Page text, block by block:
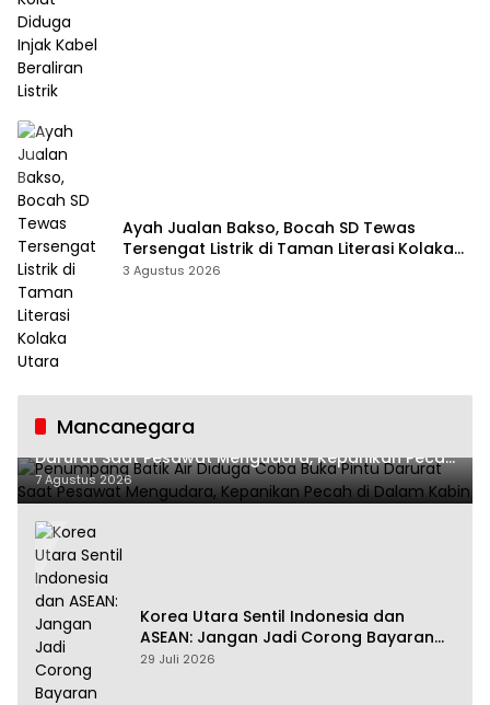
Ayah Jualan Bakso, Bocah SD Tewas
Tersengat Listrik di Taman Literasi Kolaka
Utara
3 Agustus 2026
Mancanegara
Penumpang Batik Air Diduga Coba Buka Pintu
Darurat Saat Pesawat Mengudara, Kepanikan Pecah
di Dalam Kabin
7 Agustus 2026
Korea Utara Sentil Indonesia dan
ASEAN: Jangan Jadi Corong Bayaran
Amerika Serikat
29 Juli 2026